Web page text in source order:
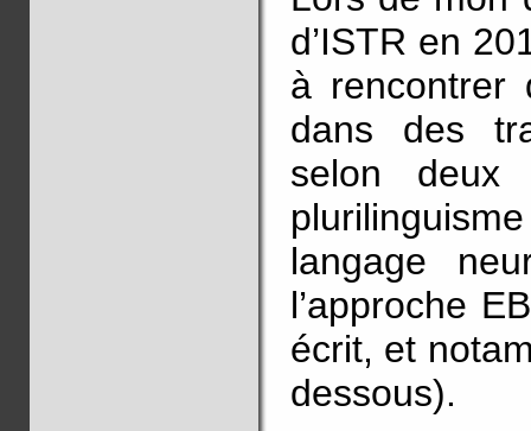
d’ISTR en
à rencontrer
dans des
selon
langage
l’approche
écrit, et
dessous).